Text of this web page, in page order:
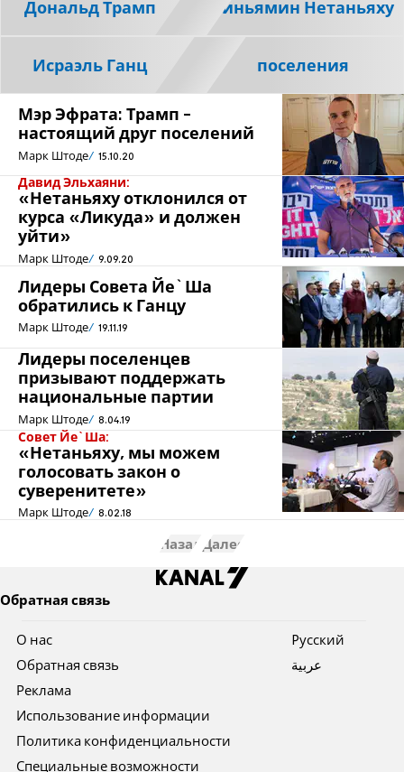
Мэр Эфрата: Трамп -
настоящий друг поселений
Марк Штоде 15.10.20
Давид Эльхаяни:
«Нетаньяху отклонился от
курса «Ликуда» и должен
уйти»
Марк Штоде 9.09.20
Лидеры Совета Йе`Ша
обратились к Ганцу
Марк Штоде 19.11.19
Лидеры поселенцев
призывают поддержать
национальные партии
Марк Штоде 8.04.19
Совет Йе`Ша:
«Нетаньяху, мы можем
голосовать закон о
суверенитете»
Марк Штоде 8.02.18
Дональд Трамп Биньямин Нетаньяху
Исраэль Ганц поселения
Назад Далее
Обратная связь
О нас
Обратная связь
Реклама
Использование информации
Политика конфиденциальности
Специальные возможности
Pусский
عربية